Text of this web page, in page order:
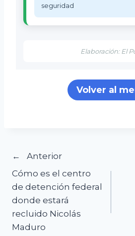
seguridad
Elaboración: El
Volver al
Navegación
de
entradas
Anterior
Cómo es el centro
de detención federal
donde estará
recluido Nicolás
Maduro